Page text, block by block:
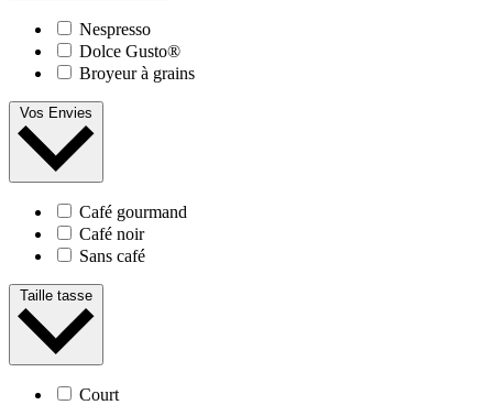
Nespresso
Dolce Gusto®
Broyeur à grains
Vos Envies
Café gourmand
Café noir
Sans café
Taille tasse
Court